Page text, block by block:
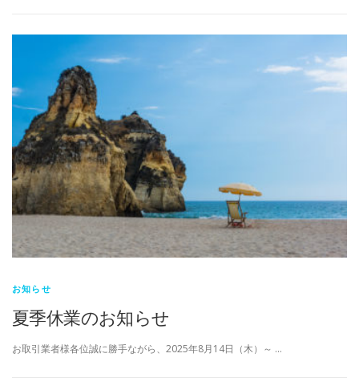
お知らせ
夏季休業のお知らせ
お取引業者様各位誠に勝手ながら、2025年8月14日（木）～ …